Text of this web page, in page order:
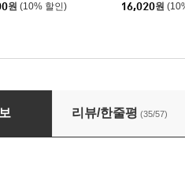
원 (10% 할인) 16,020원
투자한다
리뷰/한줄평 (35/57)